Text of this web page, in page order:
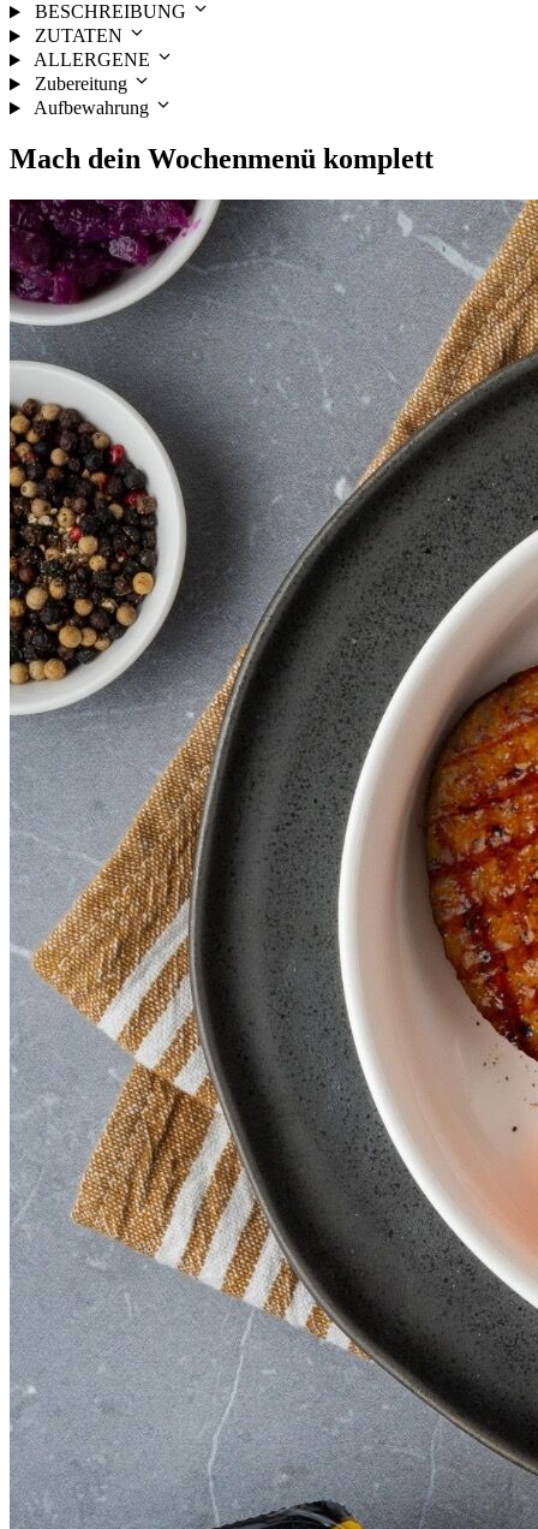
BESCHREIBUNG
ZUTATEN
ALLERGENE
Zubereitung
Aufbewahrung
Mach dein Wochenmenü komplett